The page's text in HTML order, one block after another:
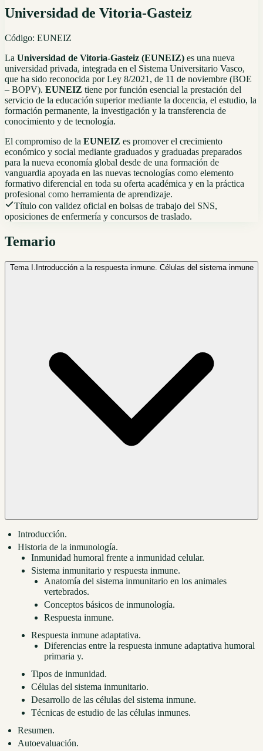
Universidad de Vitoria-Gasteiz
Código: EUNEIZ
La Universidad de Vitoria-Gasteiz (EUNEIZ) es una nueva
universidad privada, integrada en el Sistema Universitario Vasco,
que ha sido reconocida por Ley 8/2021, de 11 de noviembre (BOE
– BOPV). EUNEIZ tiene por función esencial la prestación del
servicio de la educación superior mediante la docencia, el estudio, la
formación permanente, la investigación y la transferencia de
conocimiento y de tecnología.
El compromiso de la EUNEIZ es promover el crecimiento
económico y social mediante graduados y graduadas preparados
para la nueva economía global desde de una formación de
vanguardia apoyada en las nuevas tecnologías como elemento
formativo diferencial en toda su oferta académica y en la práctica
profesional como herramienta de aprendizaje.
Título con validez oficial en bolsas de trabajo del SNS,
oposiciones de enfermería y concursos de traslado.
Temario
Tema I. Introducción a la respuesta inmune. Células del sistema inmune
Introducción.
Historia de la inmunología.
Inmunidad humoral frente a inmunidad celular.
Sistema inmunitario y respuesta inmune.
Anatomía del sistema inmunitario en los animales
vertebrados.
Conceptos básicos de inmunología.
Respuesta inmune.
Respuesta inmune adaptativa.
Diferencias entre la respuesta inmune adaptativa humoral
primaria y.
Tipos de inmunidad.
Células del sistema inmunitario.
Desarrollo de las células del sistema inmune.
Técnicas de estudio de las células inmunes.
Resumen.
Autoevaluación.